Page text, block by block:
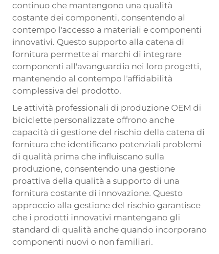
continuo che mantengono una qualità
costante dei componenti, consentendo al
contempo l'accesso a materiali e componenti
innovativi. Questo supporto alla catena di
fornitura permette ai marchi di integrare
componenti all'avanguardia nei loro progetti,
mantenendo al contempo l'affidabilità
complessiva del prodotto.
Le attività professionali di produzione OEM di
biciclette personalizzate offrono anche
capacità di gestione del rischio della catena di
fornitura che identificano potenziali problemi
di qualità prima che influiscano sulla
produzione, consentendo una gestione
proattiva della qualità a supporto di una
fornitura costante di innovazione. Questo
approccio alla gestione del rischio garantisce
che i prodotti innovativi mantengano gli
standard di qualità anche quando incorporano
componenti nuovi o non familiari.